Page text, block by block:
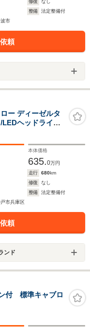
修復
なし
整備
法定整備付
市
頼
ー ディーゼルタ
ヘッドライト/
ラ/ブラインドス
警報/Bluetooth対
レス/3000kg積
本体価格
635.0万円
走行 680km
修復
なし
整備
法定整備付
市兵庫区
頼
ンド
付 標準キャブロ